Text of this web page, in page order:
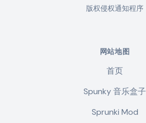
版权侵权通知程序
网站地图
首页
Spunky 音乐盒子
Sprunki Mod